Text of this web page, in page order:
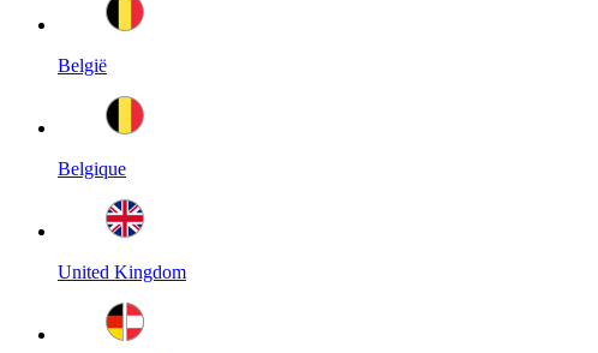
België
Belgique
United Kingdom